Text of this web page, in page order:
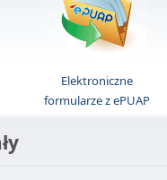
Elektroniczne
formularze z ePUAP